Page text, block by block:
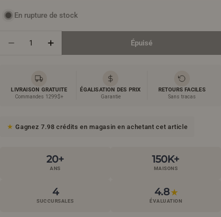
En rupture de stock
Diminuer La Quantité Pour Meuble-Lavabo Mural
Augmenter La Quantité Pour Meuble-
Épuisé
LIVRAISON GRATUITE
Commandes 1299$+
ÉGALISATION DES PRIX
Garantie
RETOURS FACILES
Sans tracas
Gagnez 7.98 crédits en magasin en achetant cet article
20+
ANS
150K+
MAISONS
4
SUCCURSALES
4.8★
ÉVALUATION